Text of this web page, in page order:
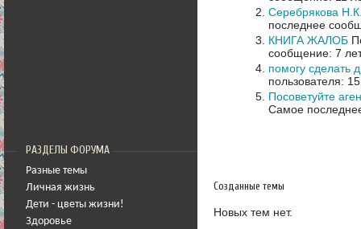
РАЗДЕЛЫ ФОРУМА
Разные темы
Личная жизнь
Дети - цветы жизни!
Здоровье
Серебрякова
последнее
КНИГА ЖАЛОБ
сообщение: 7
помогу сделать
пользователя:
Посоветуйте
Самое
Созданные темы
Новых тем нет.